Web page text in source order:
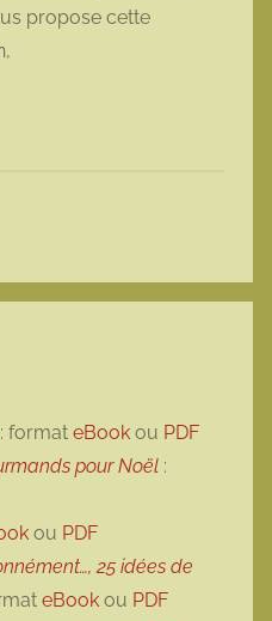
propose cette
: format eBook ou PDF
pour Noël :
ou PDF
25 idées de
eBook ou PDF